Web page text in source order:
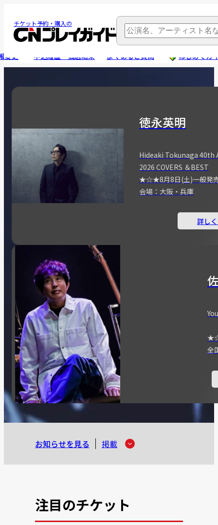
チケット予約・購入の
変更 申込履歴・抽選結果 よくあるご質問 はじめてガ
徳永英明
Hideaki Tokunaga 40th
2026 COVERS ＆BEST
★☆★8月8日(土)一般
会場：大阪・兵庫
詳し
全
お知らせを見る 掲載
注目のチケット